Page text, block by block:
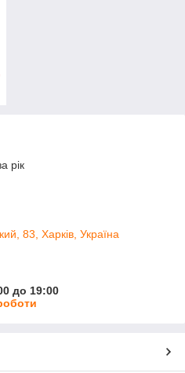
рік
83, Харків, Україна
до 19:00